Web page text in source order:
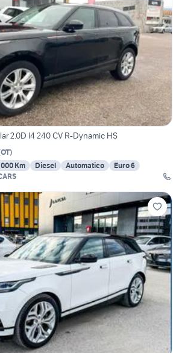
2.0D I4 240 CV R-Dynamic HS
OT)
Km Diesel Automatico
Euro 6